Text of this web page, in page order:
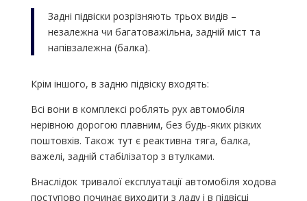
Задні підвіски розрізняють трьох видів –
незалежна чи багатоважільна, задній міст та
напівзалежна (балка).
Крім іншого, в задню підвіску входять:
Всі вони в комплексі роблять рух автомобіля
нерівною дорогою плавним, без будь-яких різких
поштовхів. Також тут є реактивна тяга, балка,
важелі, задній стабілізатор з втулками.
Внаслідок тривалої експлуатації автомобіля ходова
поступово починає виходити з ладу і в підвісці